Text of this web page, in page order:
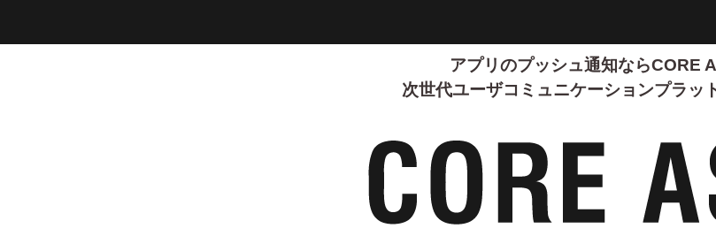
アプリのプッシュ通知ならCORE
次世代ユーザコミュニケーションプラッ